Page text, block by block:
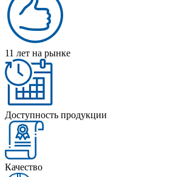
11 лет на рынке
Доступность продукции
Качество